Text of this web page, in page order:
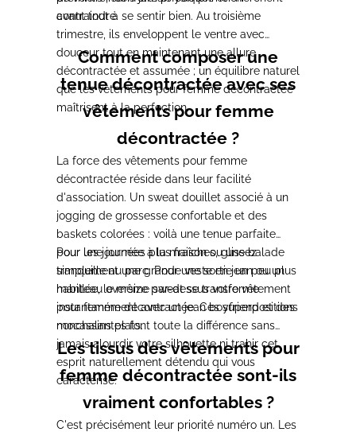
contraindre.
avant tout à se sentir bien. Au troisième
trimestre, ils enveloppent le ventre avec
douceur tout en maintenant une allure
décontractée et assumée ; un équilibre naturel
que les vêtements pour femme décontractée
maîtrisent à la perfection.
Comment composer une
tenue décontractée avec ses
vêtements pour femme
décontractée ?
La force des vêtements pour femme
décontractée réside dans leur facilité
d'association. Un sweat douillet associé à un
jogging de grossesse confortable et des
baskets colorées : voilà une tenue parfaite
pour une journée à la maison ou une balade
tranquille au parc. Pour une sortie un peu plus
habillée, le même sweat se transforme
instantanément avec un jean boyfriend et des
mocassins plats.
Pour les journées plus fraîches, glissez
simplement une grande veste en jean ou un
manteau oversize par-dessus votre vêtement
pour femme décontractée. Ces superpositions
nonchalantes font toute la différence sans
jamais alourdir votre silhouette ni trahir cet
esprit naturellement détendu qui vous
caractérise.
Les tissus des vêtements pour
femme décontractée sont-ils
vraiment confortables ?
C'est précisément leur priorité numéro un. Les